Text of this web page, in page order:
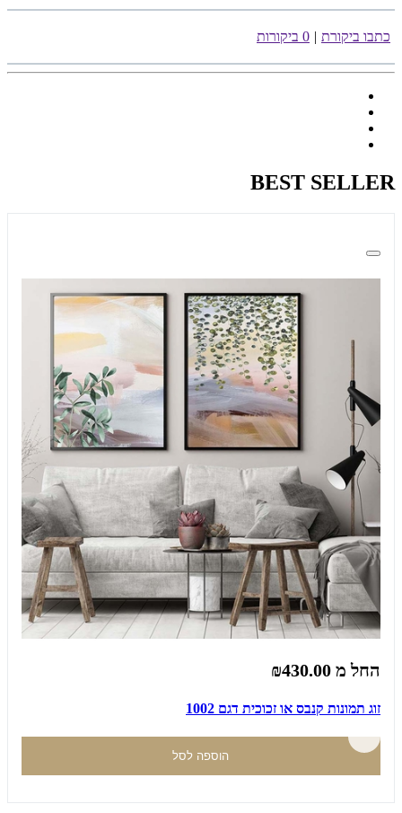
כתבו ביקורת | 0 ביקורות
BEST SELLER
החל מ ₪430.00
זוג תמונות קנבס או זכוכית דגם 1002
הוספה לסל